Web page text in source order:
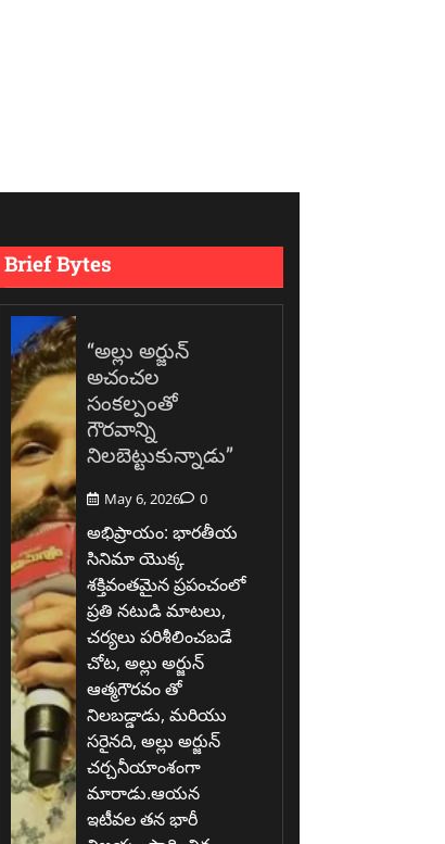
Brief Bytes
“అల్లు అర్జున్
అచంచల
సంకల్పంతో
గౌరవాన్ని
నిలబెట్టుకున్నాడు”
May 6, 2026 0
అభిప్రాయం: భారతీయ
సినిమా యొక్క
శక్తివంతమైన ప్రపంచంలో
ప్రతి నటుడి మాటలు,
చర్యలు పరిశీలించబడే
చోట, అల్లు అర్జున్
ఆత్మగౌరవం తో
నిలబడ్డాడు, మరియు
సరైనది, అల్లు అర్జున్
చర్చనీయాంశంగా
మారాడు.ఆయన
ఇటీవల తన భారీ